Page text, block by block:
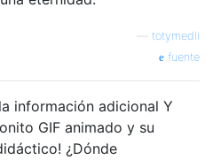
totymedli
fuente
información adicional Y
GIF animado y su
¿Dónde